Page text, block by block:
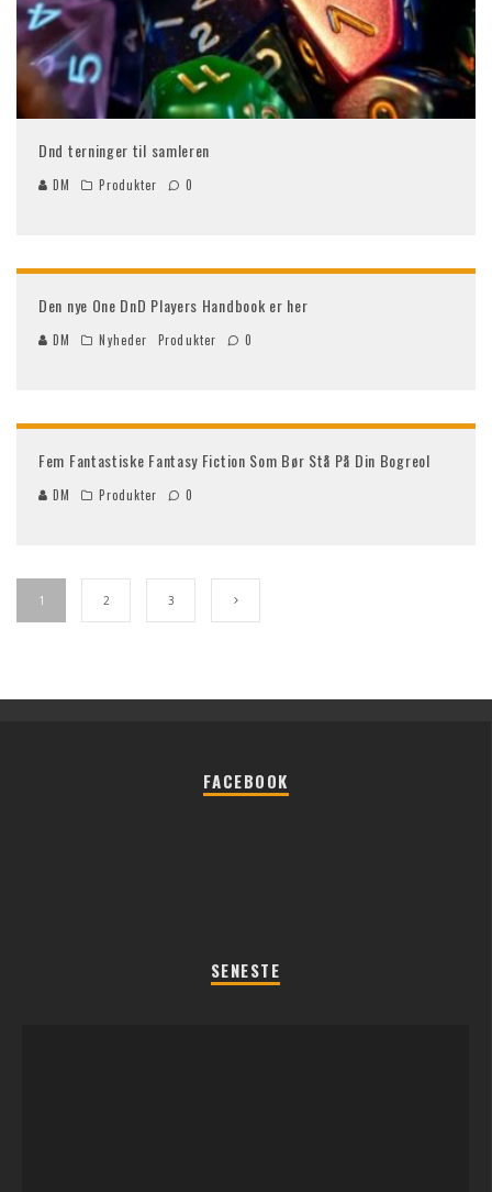
Dnd terninger til samleren
DM Produkter 0
Den nye One DnD Players Handbook er her
DM Nyheder Produkter 0
Fem Fantastiske Fantasy Fiction Som Bør Stå På Din Bogreol
DM Produkter 0
1 2 3
FACEBOOK
SENESTE